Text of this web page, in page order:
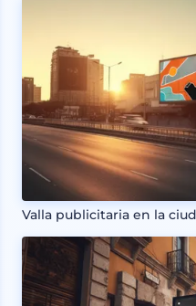
Valla publicitaria en la